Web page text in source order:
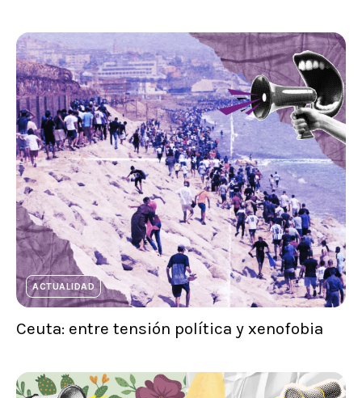
ACTUALIDAD
Ceuta: entre tensión política y xenofobia